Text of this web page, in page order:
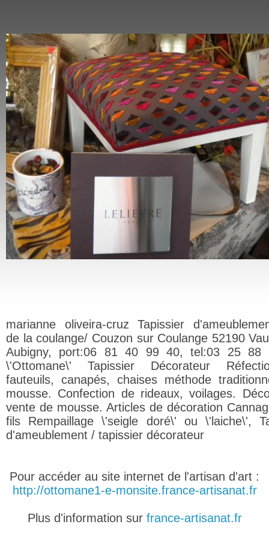
marianne oliveira-cruz Tapissier
de la coulange/ Couzon sur Coulange 52190
Aubigny, port:06 81 40 99 40, tel:03 25 88
\'Ottomane\' Tapissier Décorateur
fauteuils, canapés, chaises méthode
mousse. Confection de rideaux, voilages.
vente de mousse. Articles de décoration
fils Rempaillage \'seigle doré\' ou \'laiche\',
d'ameublement / tapissier décorateur
Pour accéder au site internet de l'artisan d'art :
http://ottomane1-e-monsite.france-artisanat.fr
Plus d'information sur france-artisanat.fr